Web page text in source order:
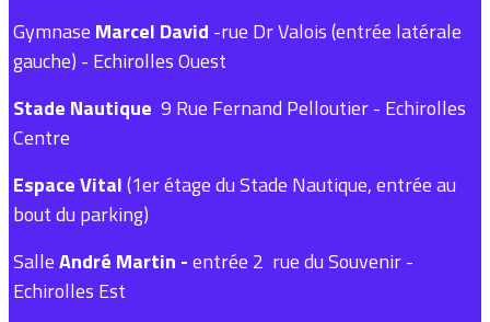
Gymnase Marcel David -rue Dr Valois (entrée latérale
gauche) - Echirolles Ouest
Stade Nautique 9 Rue Fernand Pelloutier - Echirolles
Centre
Espace Vital(1er étage du Stade Nautique, entrée au
bout du parking)
SalleAndré Martin -entrée 2 rue du Souvenir -
Echirolles Est